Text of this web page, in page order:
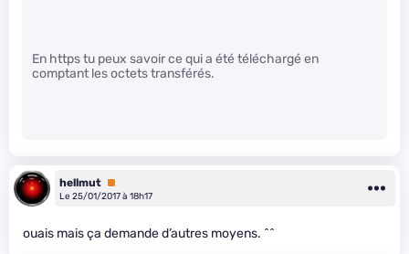
En https tu peux savoir ce qui a été téléchargé en
comptant les octets transférés.
hellmut Premium
Le 25/01/2017 à 18h17
ouais mais ça demande d’autres moyens. ^^